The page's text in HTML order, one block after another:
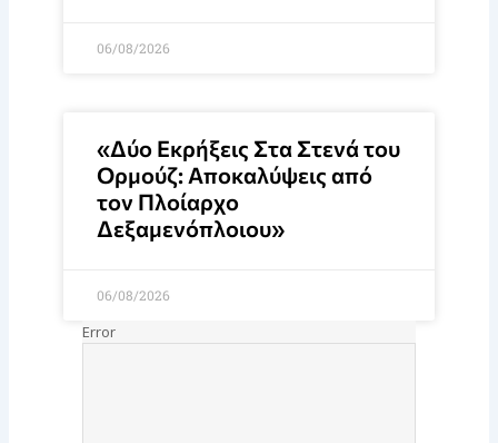
06/08/2026
«Δύο Εκρήξεις Στα Στενά του
Ορμούζ: Αποκαλύψεις από
τον Πλοίαρχο
Δεξαμενόπλοιου»
06/08/2026